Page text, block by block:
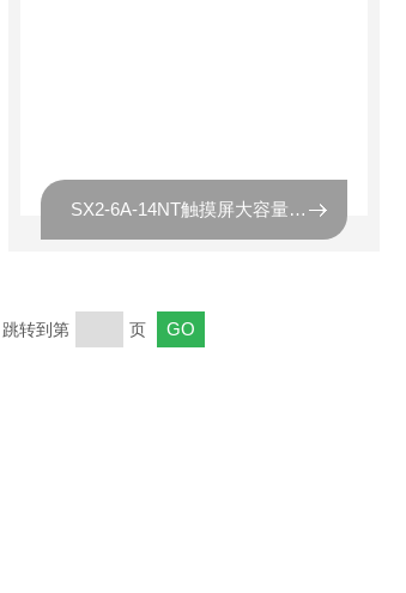
SX2-6A-14NT触摸屏大容量箱型马弗炉
跳转到第 页